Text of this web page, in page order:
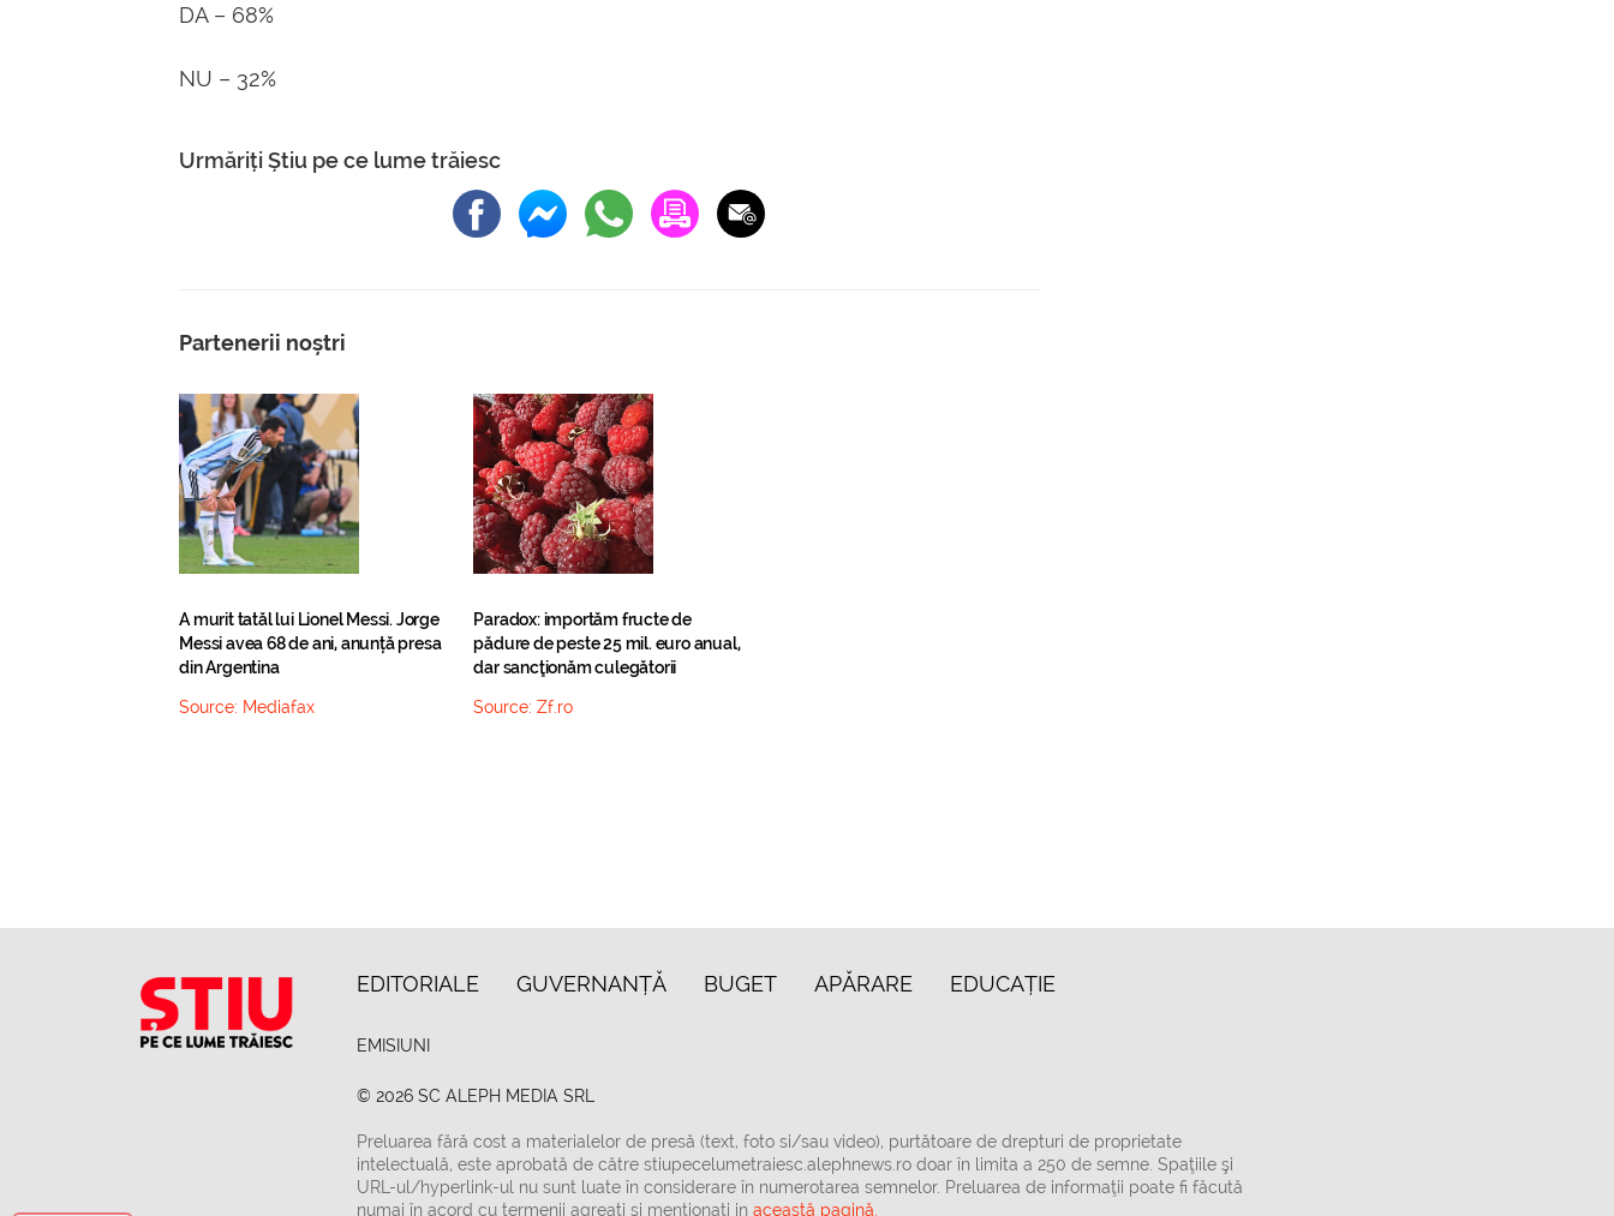
DA – 68%
NU – 32%
Urmăriți Știu pe ce lume trăiesc
Partenerii noștri
A murit tatăl lui Lionel Messi. Jorge
Messi avea 68 de ani, anunță presa
din Argentina
Source: Mediafax
Paradox: importăm fructe de
pădure de peste 25 mil. euro anual,
dar sancţionăm culegătorii
Source:Zf.ro
EDITORIALE GUVERNANȚĂ BUGET APĂRARE EDUCAȚIE
EMISIUNI
© 2026 SC ALEPH MEDIA SRL
Preluarea fără cost a materialelor de presă (text, foto si/sau video), purtătoare de drepturi de proprietate
intelectuală, este aprobată de către stiupecelumetraiesc.alephnews.ro doar în limita a 250 de semne. Spaţiile şi
URL-ul/hyperlink-ul nu sunt luate în considerare în numerotarea semnelor. Preluarea de informaţii poate fi făcută
numai în acord cu termenii agreaţi şi menţionaţi in această pagină.